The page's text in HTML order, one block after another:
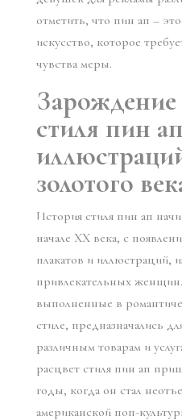
отметить, что пин ап –
искусство, которое
чувства меры.
Зарождение
стиля пин
золотого
История стиля пин ап
начале XX века, с
плакатов и иллюстраций,
привлекательных
выполненные в
стиле, предназначались
различным товарам и
расцвет стиля пин ап
годы, когда он стал
американской поп-